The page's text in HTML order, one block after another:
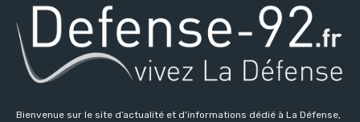
Bienvenue sur le site d’actualité et d’informations dédié à La Défense,